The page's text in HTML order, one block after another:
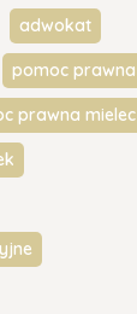
adwokat
pomoc prawna
prawna mielec